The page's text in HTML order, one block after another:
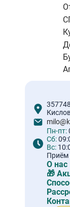
Пн-пт:
Сб:
Вс:
Приём
О нас
🎁